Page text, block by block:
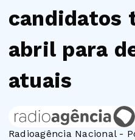
candidatos
abril para
atuais
Radioagência Nacional -